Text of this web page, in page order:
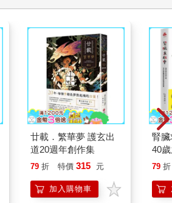
廿載．繁華夢 護玄出
道20週年創作集
79 折 特價 315 元
加入購物車
腎
40
就
79 折